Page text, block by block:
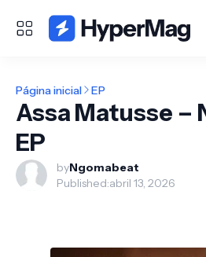
Página inicial EP
Assa Matusse –
EP
byNgomabeat
Published:abril 13, 2026